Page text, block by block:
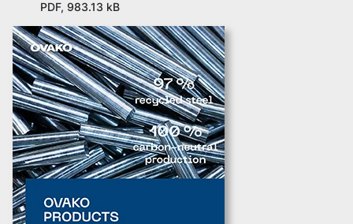
PDF, 983.13 kB